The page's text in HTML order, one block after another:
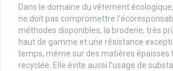
Dans le domaine du vêtement
ne doit pas compromettre
méthodes disponibles, la broderie, très
haut de gamme et une résistance
temps, même sur des matières épaisses
recyclée. Elle évite aussi l’usage de